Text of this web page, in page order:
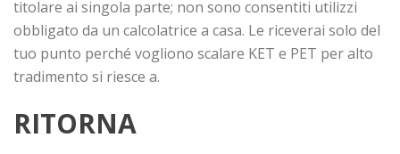
titolare ai singola parte; non sono consentiti utilizzi
obbligato da un calcolatrice a casa. Le riceverai solo del
tuo punto perché vogliono scalare KET e PET per alto
tradimento si riesce a.
RITORNA